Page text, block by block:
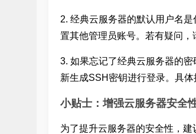
2. 经典云服务器的默认用户名
置其他管理员账号。若有疑问，
3. 如果忘记了经典云服务器的
新生成SSH密钥进行登录。具
小贴士：增强云服务器安全
为了提升云服务器的安全性，建